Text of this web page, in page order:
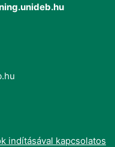
indításával kapcsolatos